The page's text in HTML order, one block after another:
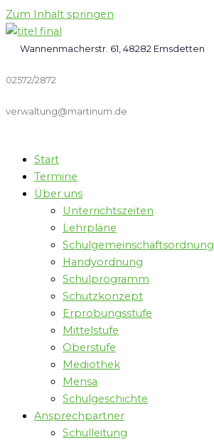
Zum Inhalt springen
Wannenmacherstr. 61, 48282 Emsdetten
02572/2872
verwaltung@martinum.de
Start
Termine
Über uns
Unterrichtszeiten
Lehrpläne
Schulgemeinschaftsordnung
Handyordnung
Schulprogramm
Schutzkonzept
Erprobungsstufe
Mittelstufe
Oberstufe
Mediothek
Mensa
Schulgeschichte
Ansprechpartner
Schulleitung